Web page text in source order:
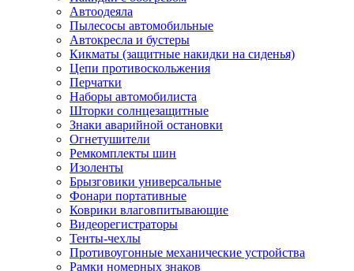
Автоодеяла
Пылесосы автомобильные
Автокресла и бустеры
Кикматы (защитные накидки на сиденья)
Цепи противоскольжения
Перчатки
Наборы автомобилиста
Шторки солнцезащитные
Знаки аварийной остановки
Огнетушители
Ремкомплекты шин
Изоленты
Брызговики универсальные
Фонари портативные
Коврики влаговпитывающие
Видеорегистраторы
Тенты-чехлы
Противоугонные механические устройства
Рамки номерных знаков